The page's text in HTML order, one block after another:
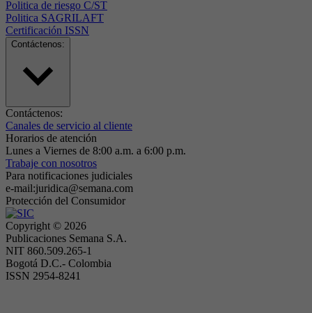
Politica de riesgo C/ST
Politica SAGRILAFT
Certificación ISSN
Contáctenos:
Contáctenos:
Canales de servicio al cliente
Horarios de atención
Lunes a Viernes de 8:00 a.m. a 6:00 p.m.
Trabaje con nosotros
Para notificaciones judiciales
e-mail:juridica@semana.com
Protección del Consumidor
Copyright © 2026
Publicaciones Semana S.A.
NIT 860.509.265-1
Bogotá D.C.- Colombia
ISSN 2954-8241